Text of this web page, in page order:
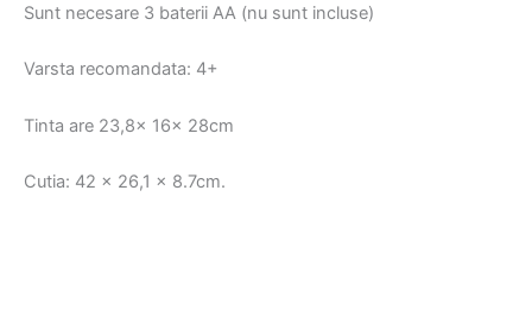
Sunt necesare 3 baterii AA (nu sunt incluse)
Varsta recomandata: 4+
Tinta are 23,8x 16x 28cm
Cutia: 42 x 26,1 x 8.7cm.